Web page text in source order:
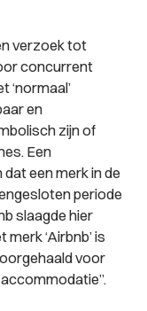
verzoek tot
concurrent
‘normaal’
en
zijn of
Een
een merk in de
periode
slaagde hier
‘Airbnb’ is
voor